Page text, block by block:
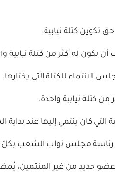
تكوين كتلة نيابية.
يكون له أكثر من كتلة نيابية
للكتلة التي يختارها.
من كتلة نيابية واحدة.
كان ينتمي إليها عند بداية
رئاسة مجلس نواب الشعب بكلّ
عضو جديد من غير المنتمين،